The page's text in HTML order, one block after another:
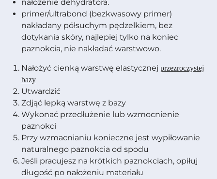
nałożenie dehydratora.
primer/ultrabond (bezkwasowy primer)
nakładany półsuchym pędzelkiem, bez
dotykania skóry, najlepiej tylko na koniec
paznokcia, nie nakładać warstwowo.
Nałożyć cienką warstwę elastycznej przezroczystej
bazy
Utwardzić
Zdjąć lepką warstwę z bazy
Wykonać przedłużenie lub wzmocnienie
paznokci
Przy wzmacnianiu konieczne jest wypiłowanie
naturalnego paznokcia od spodu
Jeśli pracujesz na krótkich paznokciach, opiłuj
długość po nałożeniu materiału